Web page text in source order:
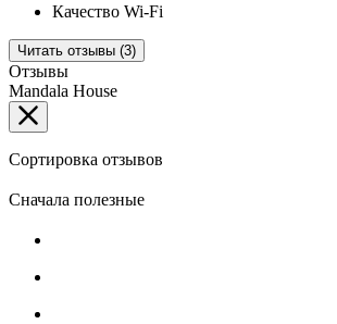
Качество Wi-Fi
Читать отзывы (3)
Отзывы
Mandala House
Сортировка отзывов
Сначала полезные